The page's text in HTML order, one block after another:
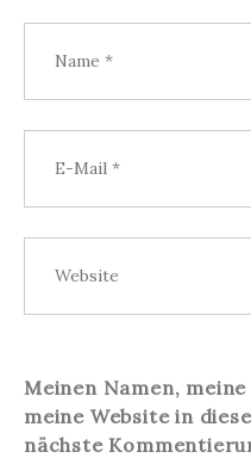
Meinen Namen,
meine Website in
nächste